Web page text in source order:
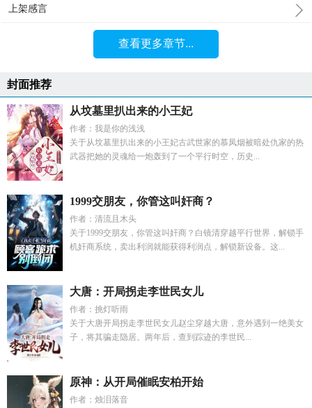
上架感言
查看更多章节...
封面推荐
从坟墓里扒出来的小王妃
作者：我是你的浅浅
关于从坟墓里扒出来的小王妃古武世家的慕凤烟被暗处仇家的热
武器把她的灵魂给一炮轰到了一个平行时空，历史...
1999交朋友，你管这叫奸商？
作者：清流且木头
关于1999交朋友，你管这叫奸商？白镜清穿越平行世界，解锁手
机奸商系统，卖出利润就能获得利润点，解锁新设备。这...
大唐：开局拐走李世民女儿
作者：挑灯听雨
关于大唐开局拐走李世民女儿赵尘穿越大唐，意外遇到一绝美女
子，将其骗走隐居。两年后，查到踪迹的李世民...
原神：从开局催眠安柏开始
作者：烛泪落音